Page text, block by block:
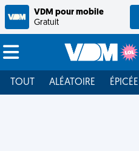
VDM pour mobile
Gratuit
TOUT ALÉATOIRE ÉPICÉE